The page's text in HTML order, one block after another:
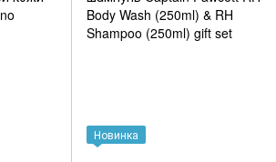
Новинка